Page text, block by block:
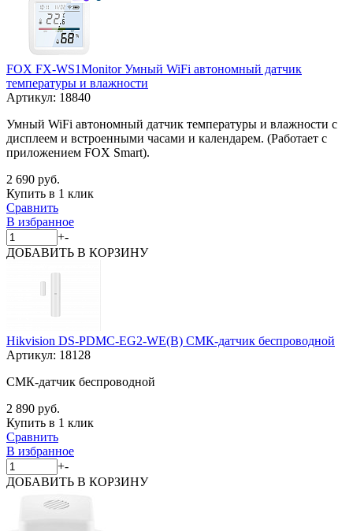
FOX FX-WS1Monitor Умный WiFi автономный датчик
температуры и влажности
Артикул: 18840
Умный WiFi автономный датчик температуры и влажности с
дисплеем и встроенными часами и календарем. (Работает c
приложением FOX Smart).
2 690 руб.
Купить в 1 клик
Сравнить
В избранное
+-
ДОБАВИТЬ В КОРЗИНУ
Hikvision DS-PDMC-EG2-WE(B) СМК-датчик беспроводной
Артикул: 18128
СМК-датчик беспроводной
2 890 руб.
Купить в 1 клик
Сравнить
В избранное
+-
ДОБАВИТЬ В КОРЗИНУ